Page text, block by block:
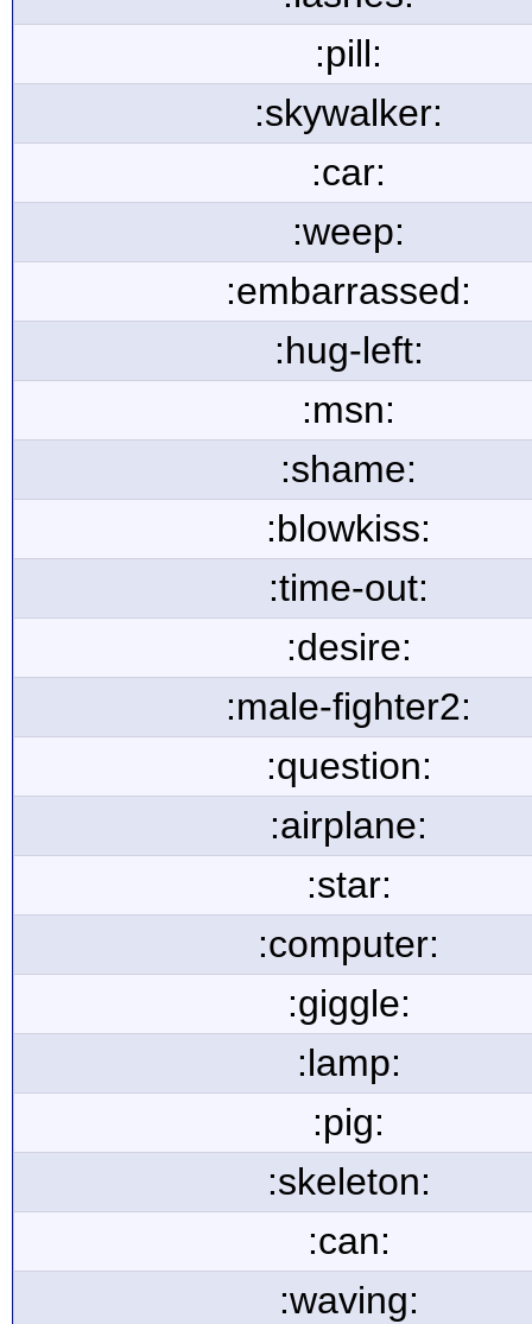
:pill:
:skywalker:
:car:
:weep:
:embarrassed:
:hug-left:
:msn:
:shame:
:blowkiss:
:time-out:
:desire:
:male-fighter2:
:question:
:airplane:
:star:
:computer:
:giggle:
:lamp:
:pig:
:skeleton:
:can:
:waving: